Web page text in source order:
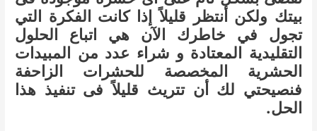
بيتك ولكن أنتظر قليلاً إذا كانت الفكرة التي
تجول في خاطرك الآن هي اتباع الحلول
التقليدية المعتادة و شراء عدد من المبيدات
الحشرية المخصصة للحشرات الزاحفة
فنصيحتي لك أن تتريث قليلاً فى تنفيذ هذا
الحل.